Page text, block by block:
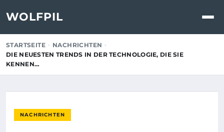
WOLFPIL
STARTSEITE
NACHRICHTEN
DIE NEUESTEN TRENDS IN DER TECHNOLOGIE, DIE SIE
KENNEN…
NACHRICHTEN